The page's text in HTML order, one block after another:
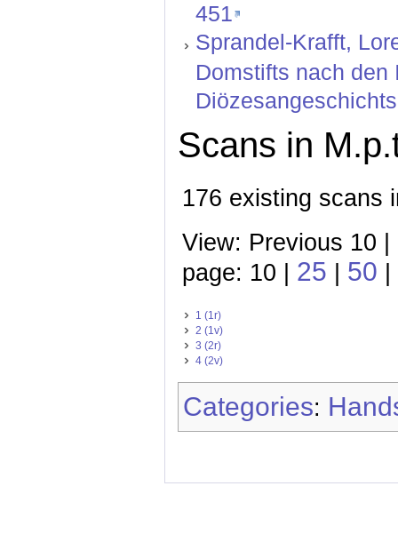
451
Sprandel-Krafft,
Domstifts nach den
Scans in
176 existing scans
View: Previous 10 |
page: 10 | 25 50
1 (1r)
2 (1v)
3 (2r)
4 (2v)
Categories: